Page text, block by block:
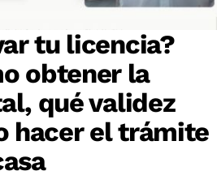
tu licencia?
obtener la
qué validez
hacer el trámite